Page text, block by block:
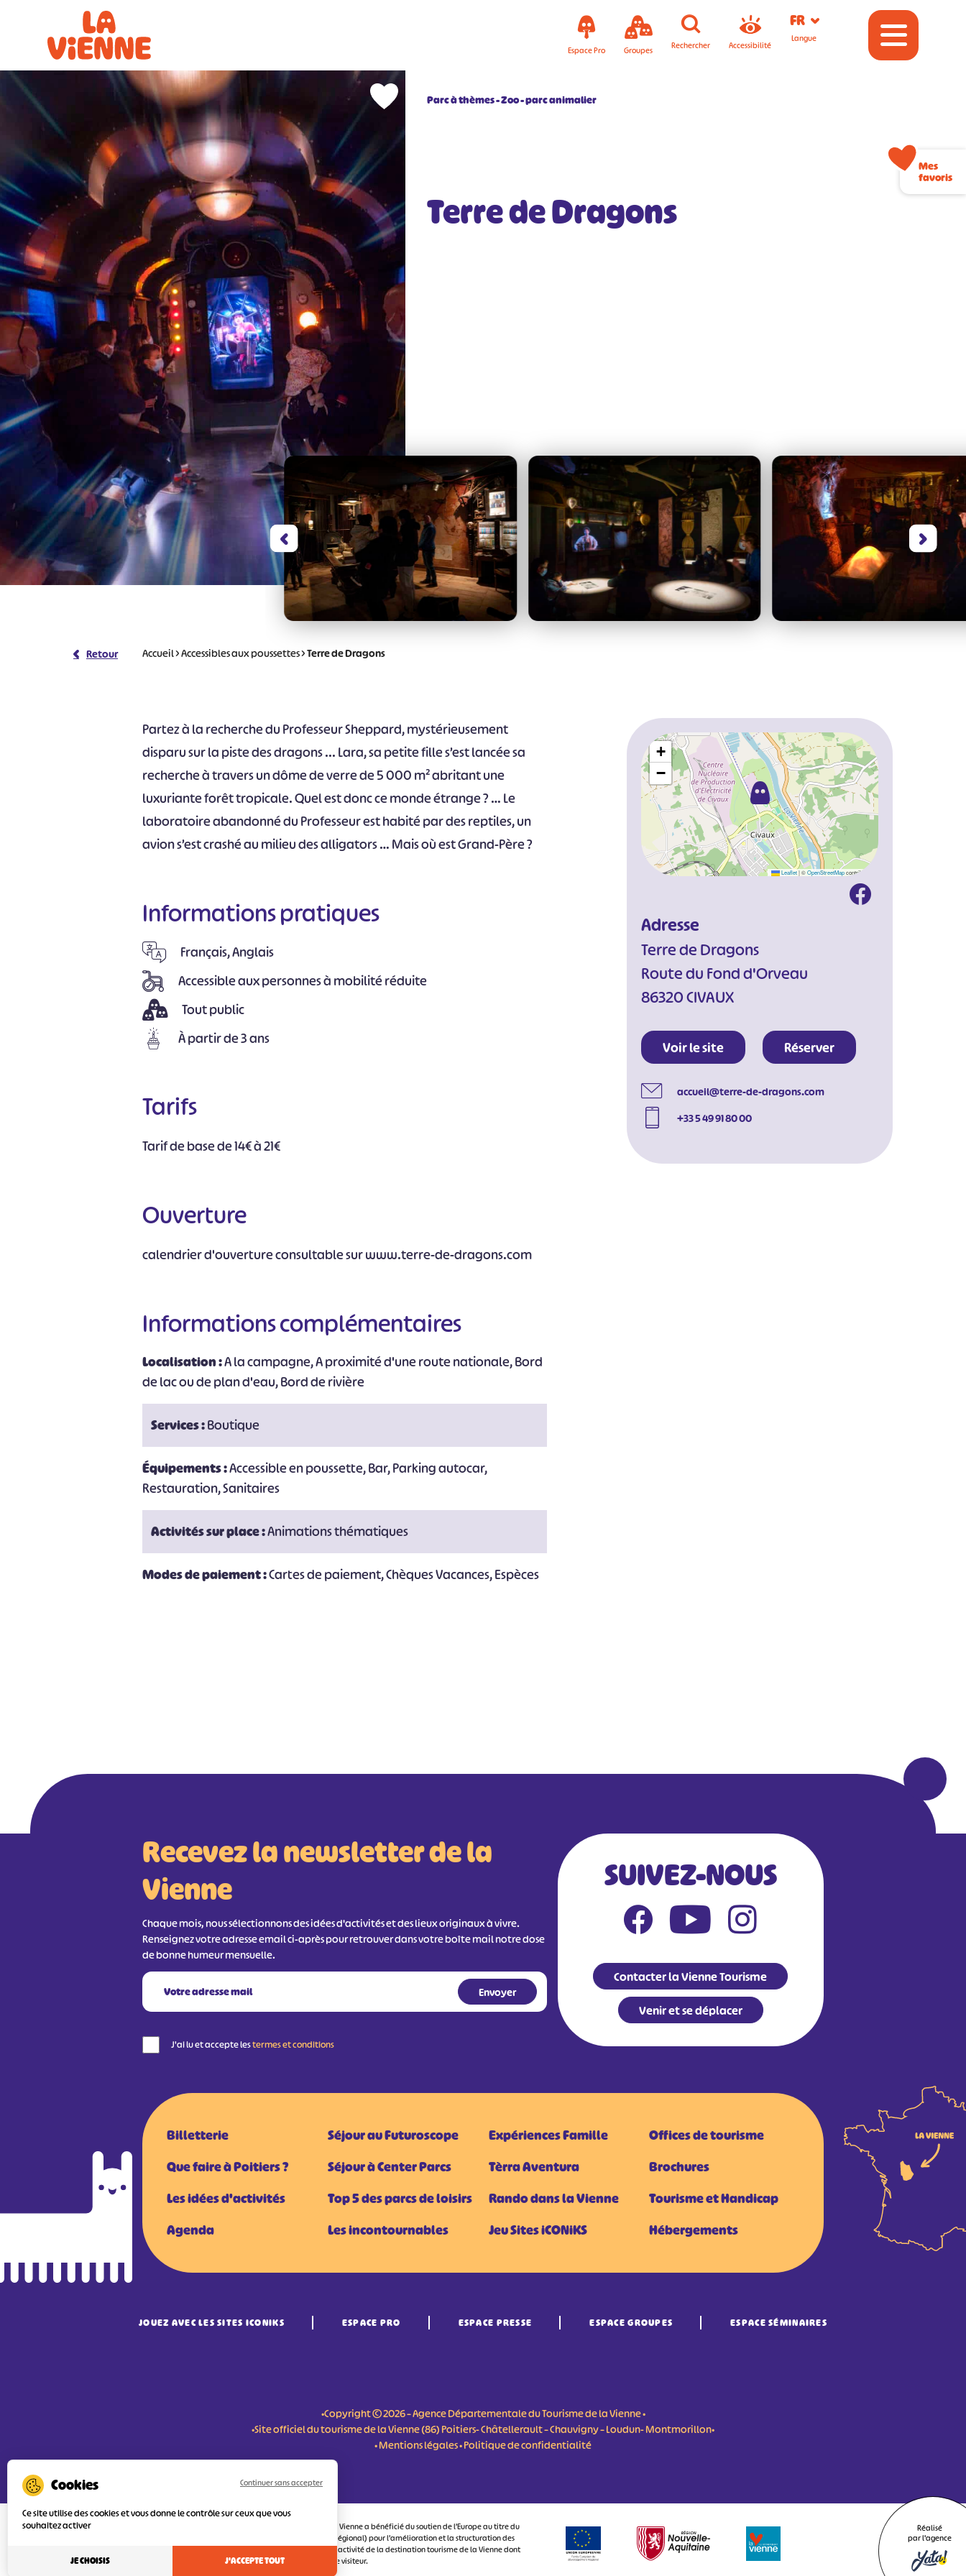
Espace Pro Groupes Rechercher Accessibilité
FR
Langue
Parc à thèmes Zoo - parc animalier
Terre de Dragons
Retour Accueil>Accessibles aux poussettes>Terre de Dragons
Partez à la recherche du Professeur Sheppard, mystérieusement
disparu sur la piste des dragons ... Lara, sa petite fille s’est lancée sa
recherche à travers un dôme de verre de 5 000 m² abritant une
luxuriante forêt tropicale. Quel est donc ce monde étrange ? … Le
laboratoire abandonné du Professeur est habité par des reptiles, un
avion s’est crashé au milieu des alligators … Mais où est Grand-Père ?
Informations pratiques
Français, Anglais
Accessible aux personnes à mobilité réduite
Tout public
À partir de 3 ans
Tarifs
Tarif de base de 14€ à 21€
Ouverture
calendrier d'ouverture consultable sur www.terre-de-dragons.com
Informations complémentaires
Localisation :A la campagne, A proximité d'une route nationale, Bord
de lac ou de plan d'eau, Bord de rivière
Services :Boutique
Équipements :Accessible en poussette, Bar, Parking autocar,
Restauration, Sanitaires
Activités sur place :Animations thématiques
Modes de paiement :Cartes de paiement, Chèques Vacances, Espèces
+
−
Leaflet|©OpenStreetMapcontributors
Adresse
Terre de Dragons
Route du Fond d'Orveau
86320 CIVAUX
Voir le site Réserver
accueil@terre-de-dragons.com
+33 5 49 91 80 00
Recevez la newsletter de la
Vienne
Chaque mois, nous sélectionnons des idées d'activités et des lieux originaux à vivre.
Renseignez votre adresse email ci-après pour retrouver dans votre boîte mail notre dose
de bonne humeur mensuelle.
J'ai lu et accepte lestermes et conditions
SUIVEZ-NOUS
Contacter la Vienne Tourisme
Venir et se déplacer
Billetterie
Que faire à Poitiers ?
Les idées d'activités
Agenda
Séjour au Futuroscope
Séjour à Center Parcs
Top 5 des parcs de loisirs
Les incontournables
Expériences Famille
Tèrra Aventura
Rando dans la Vienne
Jeu Sites iCONiKS
Offices de tourisme
Brochures
Tourisme et Handicap
Hébergements
JOUEZ AVEC LES SITES ICONIKS ESPACE PRO ESPACE PRESSE ESPACE GROUPES ESPACE SÉMINAIRES
•Copyright © 2026 – Agence Départementale du Tourisme de la Vienne •
•Site officiel du tourisme de la Vienne (86) Poitiers- Châtellerault – Chauvigny – Loudun- Montmorillon•
•Mentions légales•Politique de confidentialité
RÉSERVER MES BILLETS
L'Agence Départementale de Tourisme de la Vienne a bénéficié du soutien de l’Europe au titre du
FEDER (Fonds Européen de développement Régional) pour l’amélioration et la structuration des
services numériques pour une meilleure attractivité de la destination tourisme de la Vienne dont
l’objectif principal est d’orienter au mieux le visiteur.
Réalisé
par l'agence
#
Mes
favoris
Panneau de gestion des cookies
Ce site utilise des cookies et vous donne le contrôle sur ceux que vous
souhaitez activer
J'ACCEPTE TOUT
Continuer sans accepter
JE CHOISIS